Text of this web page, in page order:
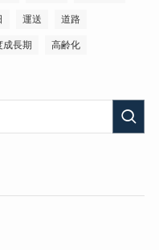
運送 道路
成長期 高齢化